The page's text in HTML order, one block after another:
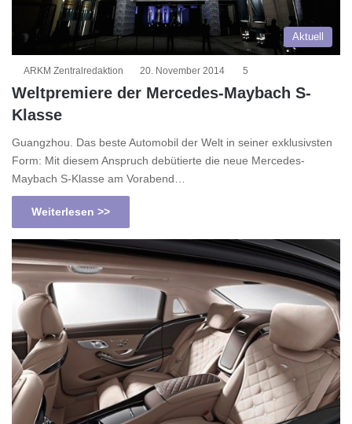
Aktuell
ARKM Zentralredaktion 20. November 2014 5
Weltpremiere der Mercedes-Maybach S-
Klasse
Guangzhou. Das beste Automobil der Welt in seiner exklusivsten
Form: Mit diesem Anspruch debütierte die neue Mercedes-
Maybach S-Klasse am Vorabend…
Weiterlesen >>